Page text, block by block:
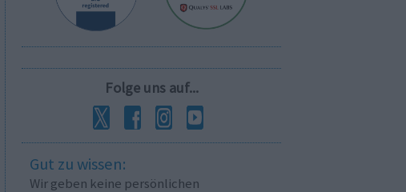
Folge uns auf...
Gut zu wissen:
Wir geben keine persönlichen